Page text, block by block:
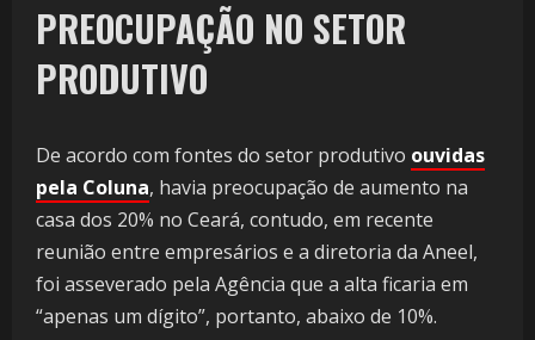
PREOCUPAÇÃO NO SETOR
PRODUTIVO
De acordo com fontes do setor produtivo ouvidas
pela Coluna, havia preocupação de aumento na
casa dos 20% no Ceará, contudo, em recente
reunião entre empresários e a diretoria da Aneel,
foi asseverado pela Agência que a alta ficaria em
“apenas um dígito”, portanto, abaixo de 10%.